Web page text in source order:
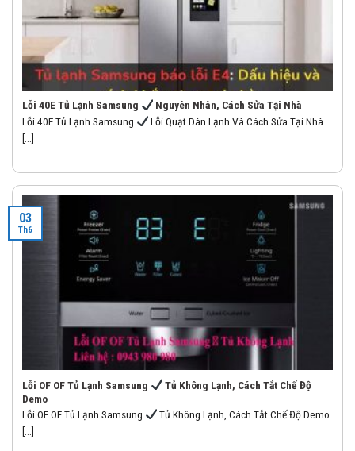
Lỗi 40E Tủ Lạnh Samsung
Nguyên Nhân, Cách Sửa Tại Nhà
Lỗi 40E Tủ Lạnh Samsung
Lỗi Quạt Dàn Lạnh Và Cách Sửa Tại Nhà
[...]
Lỗi OF OF Tủ Lạnh Samsung
Tủ Không Lạnh, Cách Tắt Chế Độ
Demo
Lỗi OF OF Tủ Lạnh Samsung
Tủ Không Lạnh, Cách Tắt Chế Độ Demo
[...]
03
Th6